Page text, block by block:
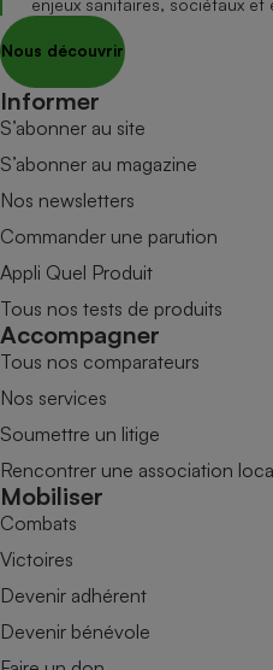
enjeux sanitaires, sociétaux et
Nous découvrir
Informer
S’abonner au site
S’abonner au magazine
Nos newsletters
Commander une parution
Appli Quel Produit
Tous nos tests de produits
Accompagner
Tous nos comparateurs
Nos services
Soumettre un litige
Rencontrer une association
Mobiliser
Combats
Victoires
Devenir adhérent
Devenir bénévole